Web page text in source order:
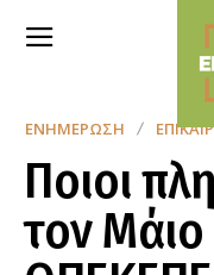
ΕΝΗΜΈΡΩΣΗ
Ποιοι
τον